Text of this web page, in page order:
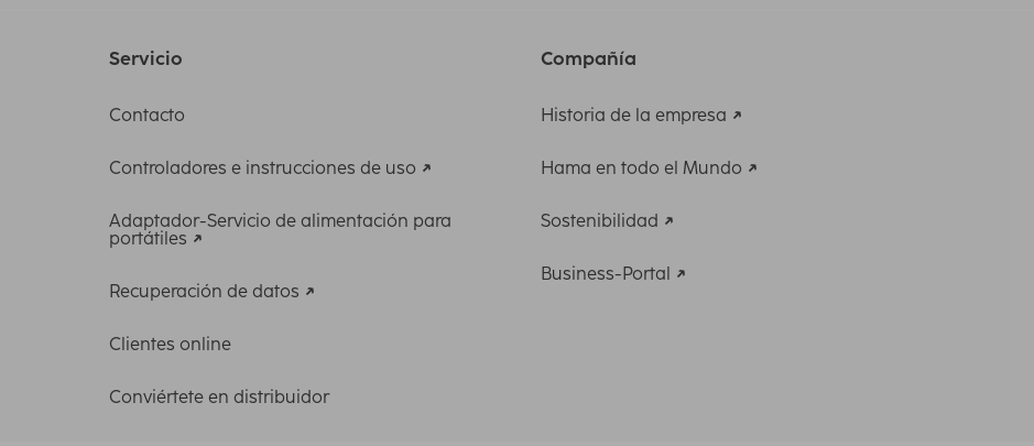
Servicio
Contacto
Controladores e instrucciones de uso
Adaptador-Servicio de alimentación para
portátiles
Recuperación de datos
Clientes online
Conviértete en distribuidor
Compañía
Historia de la empresa
Hama en todo el Mundo
Sostenibilidad
Business-Portal